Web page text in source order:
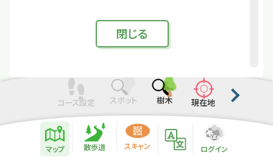
閉じる
コース設定 スポット 樹木 現在地
マップ 散歩道 スキャン ログイン
散歩道紹介ページ
緑地紹介情報